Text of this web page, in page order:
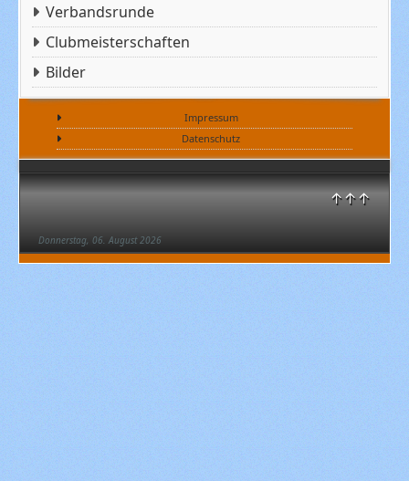
Impressum
Datenschutz
↑↑↑
Donnerstag, 06. August 2026
Verbandsrunde
Clubmeisterschaften
Bilder